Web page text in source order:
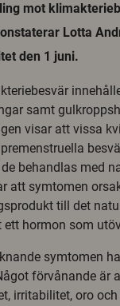
mot
Lotta
den 1 juni.
samt
visar att vissa
behandlas med
att symtomen
till det
hormon som
symtomen
förvånande är
irritabilitet, oro